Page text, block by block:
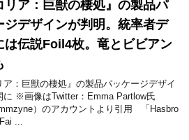
リア：巨獣の棲処』の製品パ
ジデザインが判明。統率者デ
は伝説Foil4枚。竜とビビアン
ア：巨獣の棲処』の製品パッケージデザイ
に ※画像はTwitter：Emma Partlow氏
）のアカウントより引用 「Hasbro
...